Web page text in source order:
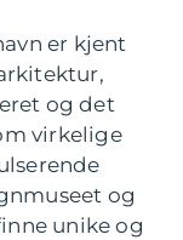
er kjent
og det
virkelige
og
unike og